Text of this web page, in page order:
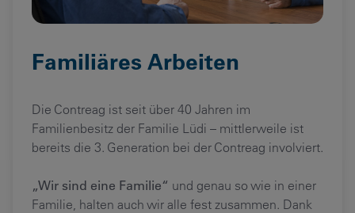
Familiäres Arbeiten
Die Contreag ist seit über 40 Jahren im
Familienbesitz der Familie Lüdi – mittlerweile ist
bereits die 3. Generation bei der Contreag involviert.
„Wir sind eine Familie“ und genau so wie in einer
Familie, halten auch wir alle fest zusammen. Dank